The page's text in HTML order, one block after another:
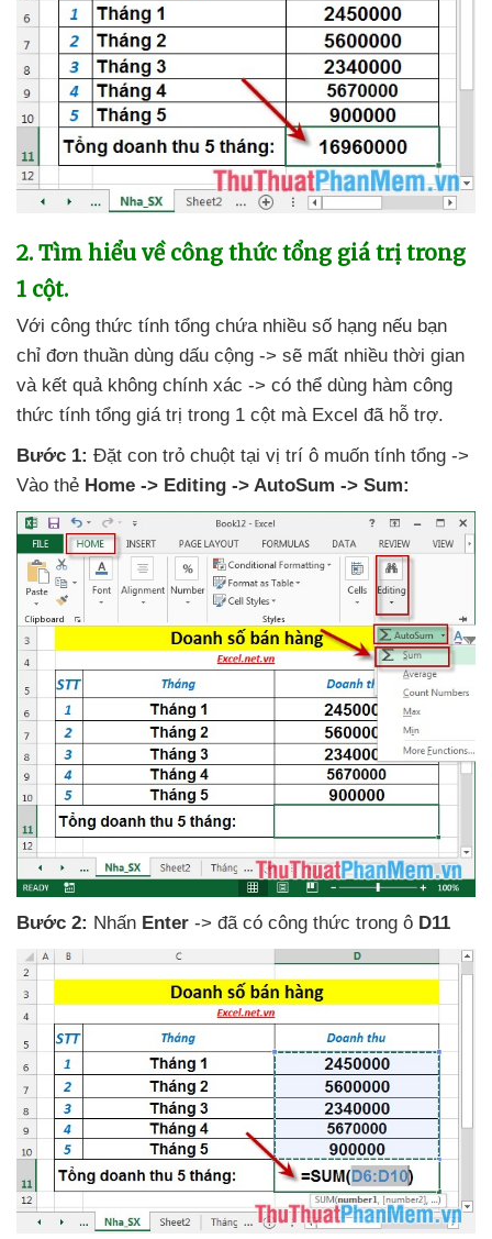
2. Tìm hiểu về công thức tổng giá trị trong
1 cột.
Với công thức tính tổng chứa nhiều số hạng nếu bạn
chỉ đơn thuần dùng dấu cộng -> sẽ mất nhiều thời gian
và kết quả không chính xác -> có thể dùng hàm công
thức tính tổng giá trị trong 1 cột mà Excel đã hỗ trợ.
Bước 1: Đặt con trỏ chuột tại vị trí ô muốn tính tổng ->
Vào thẻ Home -> Editing -> AutoSum -> Sum:
Bước 2: Nhấn Enter -> đã có công thức trong ô D11